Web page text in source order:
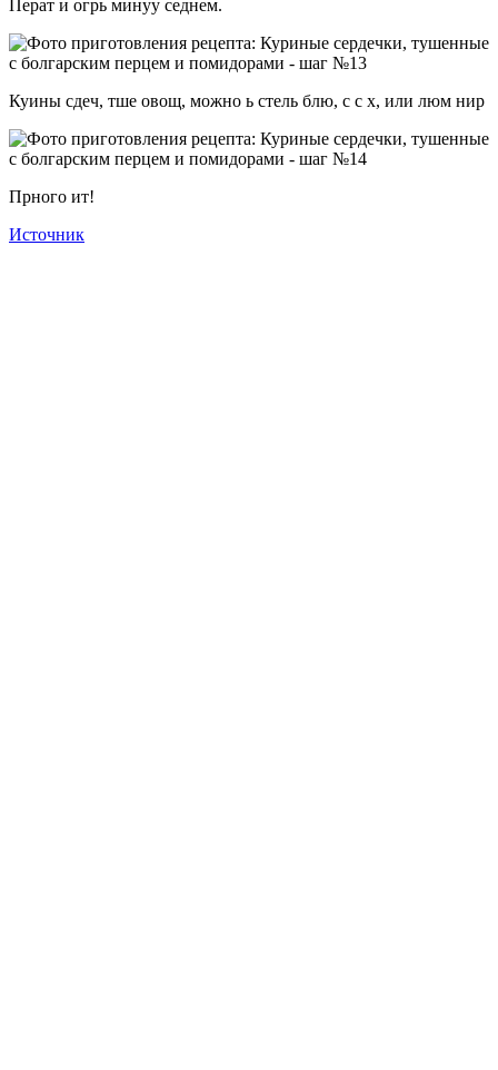
Перат и огрь минуу седнем.
Куины сдеч, тше овощ, можно ь стель блю, с с х, или люм нир
Прного ит!
Источник